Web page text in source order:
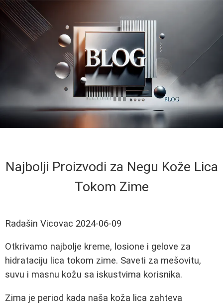
Najbolji Proizvodi za Negu Kože Lica
Tokom Zime
Radašin Vicovac 2024-06-09
Otkrivamo najbolje kreme, losione i gelove za
hidrataciju lica tokom zime. Saveti za mešovitu,
suvu i masnu kožu sa iskustvima korisnika.
Zima je period kada naša koža lica zahteva